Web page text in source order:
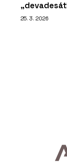
25. 3. 2026